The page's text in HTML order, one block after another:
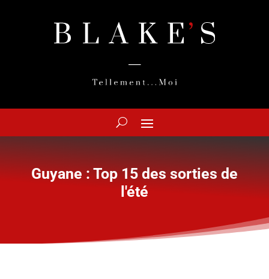
Guyane : Top 15 des sorties de
l'été